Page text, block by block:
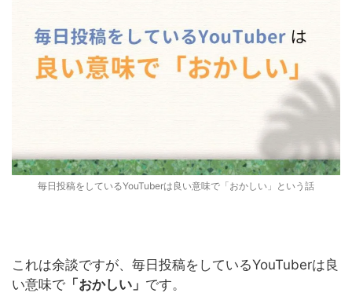
毎日投稿をしているYouTuberは良い意味で「おかしい」という話
これは余談ですが、毎日投稿をしているYouTuberは良
い意味で 「おかしい」 です。